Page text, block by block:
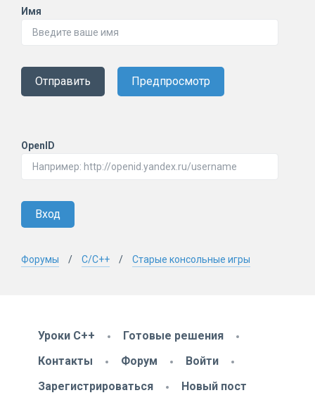
Имя
Отправить Предпросмотр
OpenID
Вход
Форумы C/C++ Старые консольные игры
Уроки C++
Готовые решения
Контакты
Форум
Войти
Зарегистрироваться
Новый пост